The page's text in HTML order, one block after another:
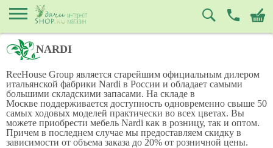
NARDI
ReeHouse Group является старейшим официальным дилером
итальянской фабрики Nardi в России и обладает самыми
большими складскими запасами. На складе в
Москве поддерживается доступность одновременно свыше 50
самых ходовых моделей практически во всех цветах. Вы
можете приобрести мебель Nardi как в розницу, так и оптом.
Причем в последнем случае мы предоставляем скидку в
зависимости от объема заказа до 20% от розничной цены.